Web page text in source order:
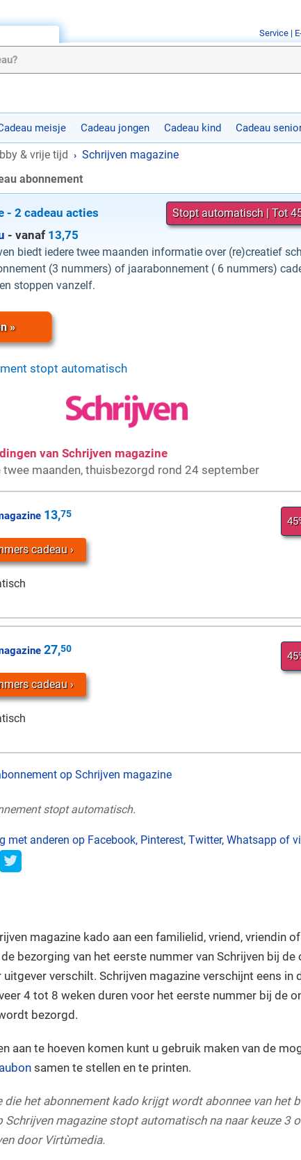
meisje Cadeau jongen Cadeau kind Cadeau
& vrije tijd › Schrijven magazine
abonnement
Stopt automatisch | Tot
- 2 cadeau acties
- vanaf 13,75
biedt iedere twee maanden informatie over (re)creatief
(3 nummers) of jaarabonnement ( 6 nummers)
stoppen vanzelf.
»
stopt automatisch
van Schrijven magazine
maanden, thuisbezorgd rond 24 september
13,75
cadeau
27,50
cadeau
op Schrijven magazine
stopt automatisch.
met anderen op Facebook, Pinterest, Twitter, Whatsapp of
magazine kado aan een familielid, vriend, vriendin
bezorging van het eerste nummer van Schrijven bij de
verschilt. Schrijven magazine verschijnt eens in
4 tot 8 weken duren voor het eerste nummer bij de
bezorgd.
aan te hoeven komen kunt u gebruik maken van de
samen te stellen en te printen.
die het abonnement kado krijgt wordt abonnee van het
Schrijven magazine stopt automatisch na naar keuze 3
door Virtùmedia.
Service |